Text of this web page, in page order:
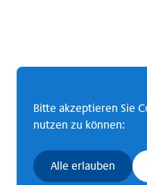
Bitte akzeptieren Sie
nutzen zu können:
Alle erlauben